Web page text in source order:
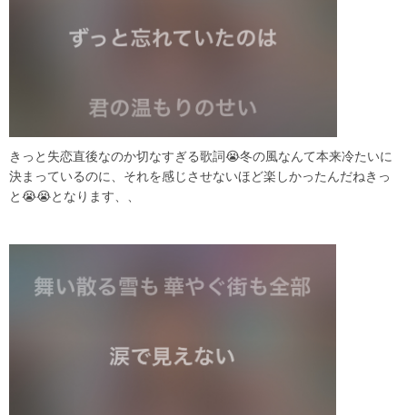
きっと失恋直後なのか切なすぎる歌詞😭冬の風なんて本来冷たいに
決まっているのに、それを感じさせないほど楽しかったんだねきっ
と😭😭となります、、